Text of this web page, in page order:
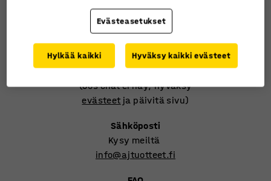
010 32 888 50
Chat-palvelu
Käytä chat-ruutua
alhaalla oikealla
(Jos chat ei näy, hyväksy
evästeet ja päivitä sivu)
Sähköposti
Kysy meiltä
info@ajtuotteet.fi
Evästeasetukset
Hylkää kaikki Hyväksy kaikki evästeet